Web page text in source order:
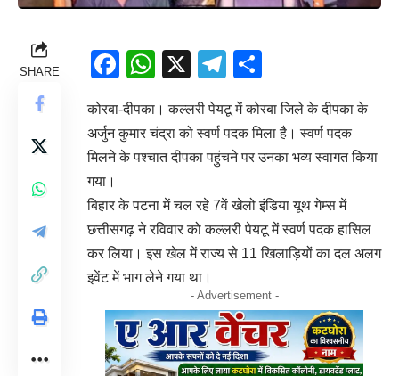
SHARE Facebook
WhatsApp
X Telegram
कोरबा-दीपका। कल्लरी पेयटू में कोरबा जिले के दीपका के
अर्जुन कुमार चंद्रा को स्वर्ण पदक मिला है। स्वर्ण पदक
मिलने के पश्चात दीपका पहुंचने पर उनका भव्य स्वागत किया
गया।
बिहार के पटना में चल रहे 7वें खेलो इंडिया यूथ गेम्स में
छत्तीसगढ़ ने रविवार को कल्लरी पेयटू में स्वर्ण पदक हासिल
कर लिया। इस खेल में राज्य से 11 खिलाड़ियों का दल अलग
इवेंट में भाग लेने गया था।
- Advertisement -